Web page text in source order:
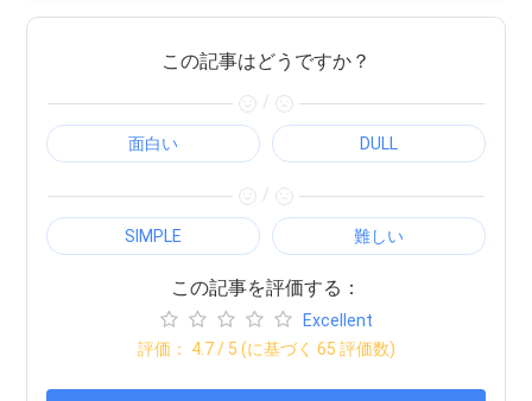
この記事はどうですか？
/
面白い DULL
/
SIMPLE 難しい
この記事を評価する：
Excellent
評価： 4.7/ 5 (に基づく 65 評価数)